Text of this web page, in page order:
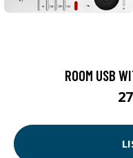
ROOM USB